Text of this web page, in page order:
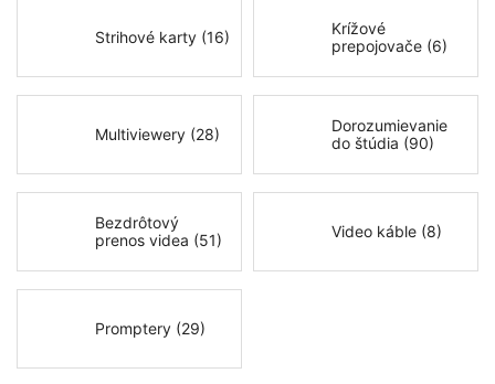
Strihové karty (16)
Krížové
prepojovače (6)
Multiviewery (28)
Dorozumievanie
do štúdia (90)
Bezdrôtový
prenos videa (51)
Video káble (8)
Promptery (29)